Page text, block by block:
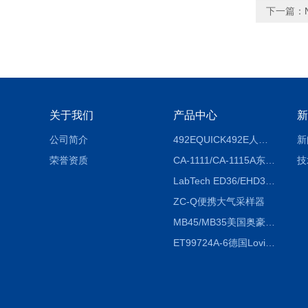
下一篇：
关于我们
公司简介
荣誉资质
产品中心
CA-1111/CA-1115A东京理化EYELA CA-1111/CA-1115A冷却水循环装置
ZC-Q便携大气采样器
MB45/MB35美国奥豪斯OHAUS MB45/MB35卤素红外水分测定仪
ET99724A-6德国Lovibond ET99724A-6微电脑BOD测定仪